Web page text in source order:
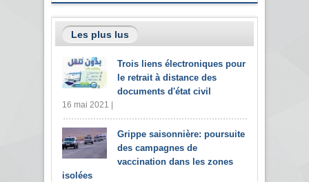
Les plus lus
Trois liens électroniques pour
le retrait à distance des
documents d'état civil
16 mai 2021 |
Grippe saisonnière: poursuite
des campagnes de
vaccination dans les zones
isolées